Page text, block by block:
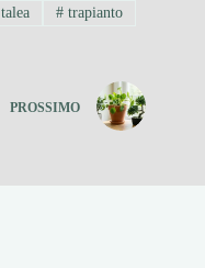
talea # trapianto
PROSSIMO